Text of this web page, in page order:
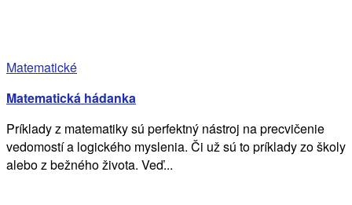
Matematické
Matematická hádanka
Príklady z matematiky sú perfektný nástroj na precvičenie
vedomostí a logického myslenia. Či už sú to príklady zo školy
alebo z bežného života. Veď...